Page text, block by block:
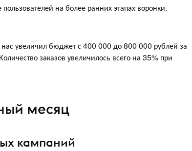
на более ранних этапах воронки.
увеличил бюджет с 400 000 до 800 000 рублей за
заказов увеличилось всего на 35% при
месяц
кампаний